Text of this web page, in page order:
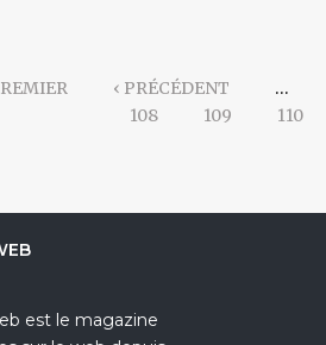
‹ PRÉCÉDENT …
108
109 110
est le magazine